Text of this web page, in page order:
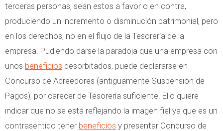
terceras personas, sean estos a favor o en contra,
produciendo un incremento o disminución patrimonial, pero
en los derechos, no en el flujo de la Tesorería de la
empresa. Pudiendo darse la paradoja que una empresa con
unos beneficios desorbitados, puede declararse en
Concurso de Acreedores (antiguamente Suspensión de
Pagos), por carecer de Tesorería suficiente. Ello quiere
indicar que no se está reflejando la imagen fiel ya que es un
contrasentido tener beneficios y presentar Concurso de